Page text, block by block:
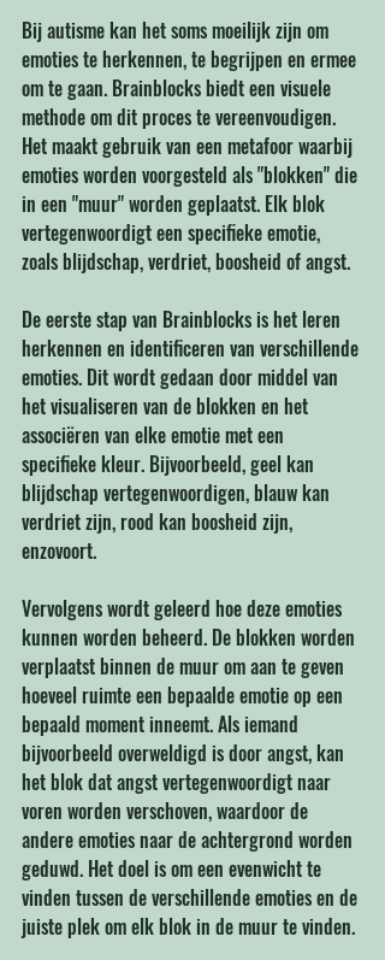
Bij autisme kan het soms moeilijk zijn om
emoties te herkennen, te begrijpen en ermee
om te gaan. Brainblocks biedt een visuele
methode om dit proces te vereenvoudigen.
Het maakt gebruik van een metafoor waarbij
emoties worden voorgesteld als "blokken" die
in een "muur" worden geplaatst. Elk blok
vertegenwoordigt een specifieke emotie,
zoals blijdschap, verdriet, boosheid of angst.
De eerste stap van Brainblocks is het leren
herkennen en identificeren van verschillende
emoties. Dit wordt gedaan door middel van
het visualiseren van de blokken en het
associëren van elke emotie met een
specifieke kleur. Bijvoorbeeld, geel kan
blijdschap vertegenwoordigen, blauw kan
verdriet zijn, rood kan boosheid zijn,
enzovoort.
Vervolgens wordt geleerd hoe deze emoties
kunnen worden beheerd. De blokken worden
verplaatst binnen de muur om aan te geven
hoeveel ruimte een bepaalde emotie op een
bepaald moment inneemt. Als iemand
bijvoorbeeld overweldigd is door angst, kan
het blok dat angst vertegenwoordigt naar
voren worden verschoven, waardoor de
andere emoties naar de achtergrond worden
geduwd. Het doel is om een ​​evenwicht te
vinden tussen de verschillende emoties en de
juiste plek om elk blok in de muur te vinden.